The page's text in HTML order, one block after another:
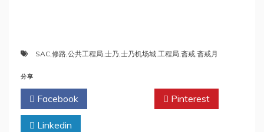
SAC,修路,公共工程局,士乃,士乃机场城,工程局,斋戒,斋戒月
分享
Facebook Pinterest
Linkedin